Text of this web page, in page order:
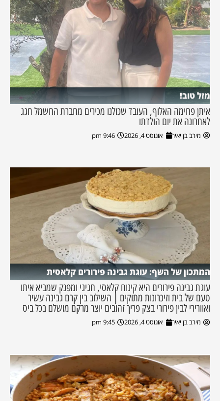
מזל טוב!
איתן פחימה האלוף, העובד שכולנו מכירים מחברת החשמל חגג
לאחרונה את יום הולדתו
מירב בן יאיר אוגוסט 4, 2026 9:46 pm
המתכון של השף: עוגת גבינה פירורים קלאסית
עוגת גבינה פירורים היא קינוח קלאסי, חגיגי ומפנק שמביא איתו
טעם של בית וזיכרונות מתוקים | השילוב בין קרם גבינה עשיר
ואוורירי לבין פירורי בצק פריך זהובים יוצר מרקם מושלם בכל ביס
מירב בן יאיר אוגוסט 4, 2026 9:45 pm